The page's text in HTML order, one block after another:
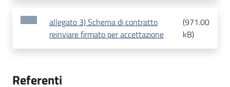
allegato 3) Schema di contratto
reinviare firmato per accettazione
(971.00
kB)
Referenti